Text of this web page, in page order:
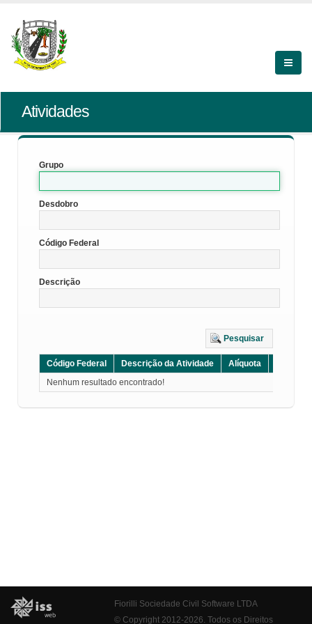
Atividades
Grupo
Desdobro
Código Federal
Descrição
Pesquisar
Código Federal Descrição da Atividade Alíquota
Nenhum resultado encontrado!
Fiorilli Sociedade Civil Software LTDA
© Copyright 2012-2026. Todos os Direitos